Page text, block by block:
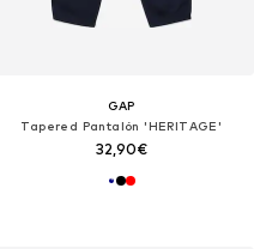
GAP
Tapered Pantalón 'HERITAGE'
32,90€